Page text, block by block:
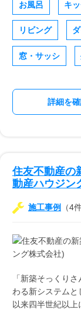
お風呂 キ
リビング
窓・サッシ
詳細を
住友不動産の
動産ハウジン
施工事例 （4
「新築そっくり
わる新システムと
以来四半世紀以